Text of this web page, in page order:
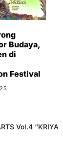
Budaya,
di
Festival
Vol.4 “KRIYA